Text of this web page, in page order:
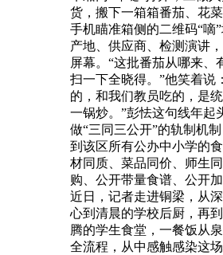
货，搬下一箱箱番茄、花
手机瞄准箱侧的二维码“
产地、供应商、检测演讲
屏幕。“这批番茄从哪来、
扫一下全晓得。”他笑着说
的，和我们教员吃的，是
一锅炒。”彭怯这句线年起
做“三同三公开”的轨制机
到该区所有公办中小学的
材同质、菜品同价、师生
购、公开带量食谱、公开加
近日，记者走进铜梁，从
心到清晨的学校后厨，再
腾的学生食堂，一餐饭从
全流程，从中感触感染这